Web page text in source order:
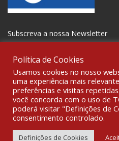
Subscreva a nossa Newsletter
SOCIALIZE
© 2021 All rights reserved
Sinalética Lda. WebDesign:
Fibra
Política de Cookies
Usamos cookies no nosso
uma experiência mais
preferências e visitas
você concorda com o uso de
poderá visitar "Definições de
consentimento controlado.
Definições de Cookies